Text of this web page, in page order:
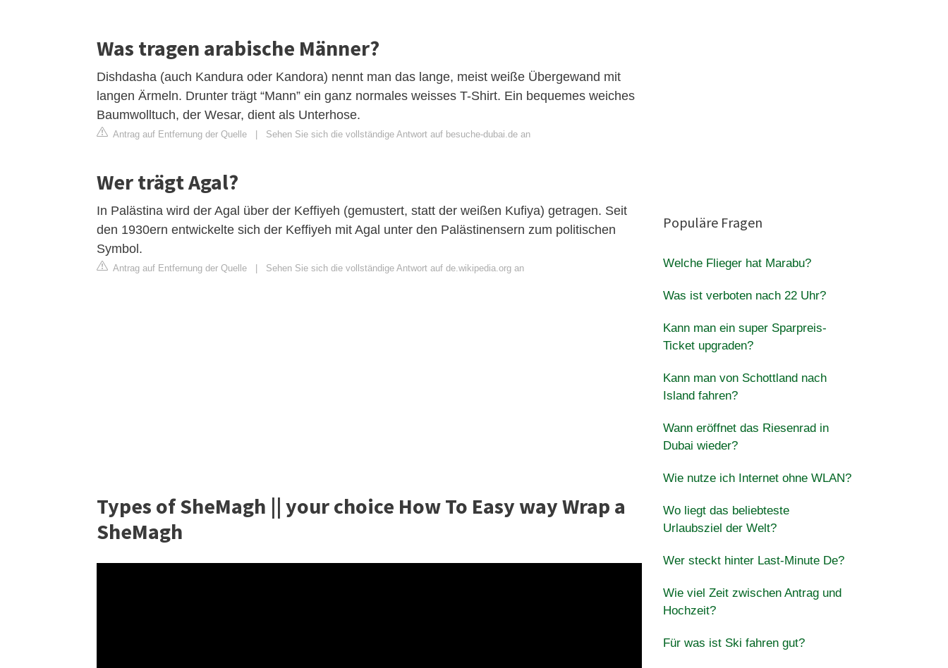
Was tragen arabische Männer?
Dishdasha (auch Kandura oder Kandora) nennt man das lange, meist weiße Übergewand mit
langen Ärmeln. Drunter trägt “Mann” ein ganz normales weisses T-Shirt. Ein bequemes weiches
Baumwolltuch, der Wesar, dient als Unterhose.
Antrag auf Entfernung der Quelle Sehen Sie sich die vollständige Antwort auf besuche-dubai.de an
Wer trägt Agal?
In Palästina wird der Agal über der Keffiyeh (gemustert, statt der weißen Kufiya) getragen. Seit
den 1930ern entwickelte sich der Keffiyeh mit Agal unter den Palästinensern zum politischen
Symbol.
Antrag auf Entfernung der Quelle Sehen Sie sich die vollständige Antwort auf de.wikipedia.org an
Types of SheMagh || your choice How To Easy way Wrap a
SheMagh
Populäre Fragen
Welche Flieger hat Marabu?
Was ist verboten nach 22 Uhr?
Kann man ein super Sparpreis-
Ticket upgraden?
Kann man von Schottland nach
Island fahren?
Wann eröffnet das Riesenrad in
Dubai wieder?
Wie nutze ich Internet ohne WLAN?
Wo liegt das beliebteste
Urlaubsziel der Welt?
Wer steckt hinter Last-Minute De?
Wie viel Zeit zwischen Antrag und
Hochzeit?
Für was ist Ski fahren gut?